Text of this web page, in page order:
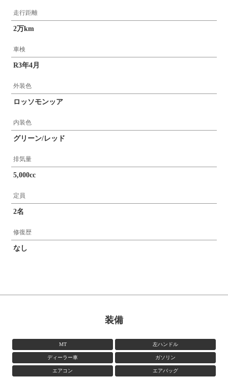
走行距離
2万km
車検
R3年4月
外装色
ロッソモンッア
内装色
グリーン/レッド
排気量
5,000cc
定員
2名
修復歴
なし
装備
MT 左ハンドル
ディーラー車 ガソリン
エアコン エアバッグ